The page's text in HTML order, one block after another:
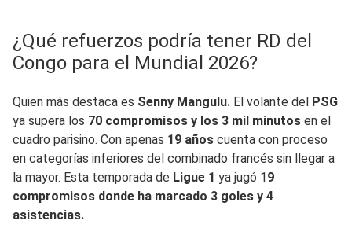
¿Qué refuerzos podría tener RD del
Congo para el Mundial 2026?
Quien más destaca es Senny Mangulu. El volante del PSG
ya supera los 70 compromisos y los 3 mil minutos en el
cuadro parisino. Con apenas 19 años cuenta con proceso
en categorías inferiores del combinado francés sin llegar a
la mayor. Esta temporada de Ligue 1 ya jugó 19
compromisos donde ha marcado 3 goles y 4
asistencias.